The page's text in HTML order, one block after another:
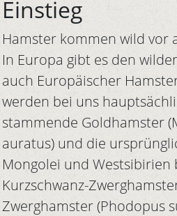
Einstieg
Hamster kommen wild vor
In Europa gibt es den
auch Europäischer
werden bei uns
stammende Goldhamster
auratus) und die
Mongolei und
Kurzschwanz-
Zwerghamster (Phodopus